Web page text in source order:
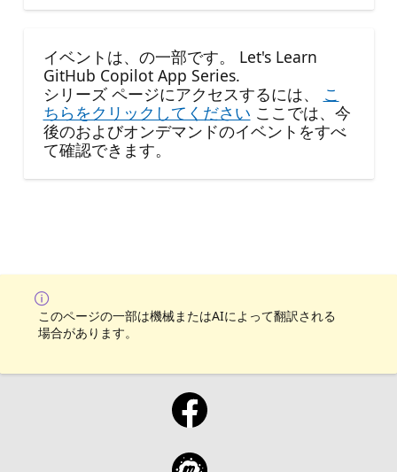
イベントは、の一部です。 Let's Learn
GitHub Copilot App Series.
シリーズ ページにアクセスするには、
こ
ちらをクリックしてください ここでは、今
後のおよびオンデマンドのイベントをすべ
て確認できます。
このページの一部は機械またはAIによって翻訳される
場合があります。